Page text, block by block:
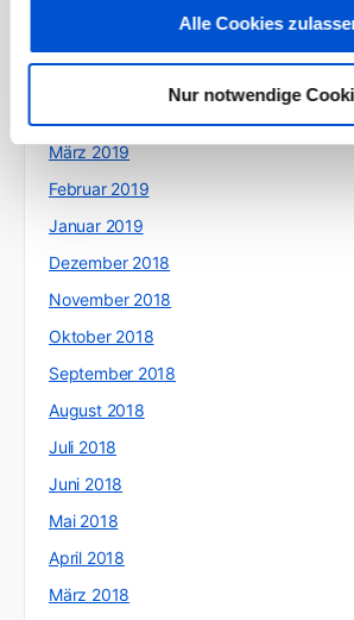
Alle Cookies
Nur notwendige
März 2019
Februar 2019
Januar 2019
Dezember 2018
November 2018
Oktober 2018
September 2018
August 2018
Juli 2018
Juni 2018
Mai 2018
April 2018
März 2018